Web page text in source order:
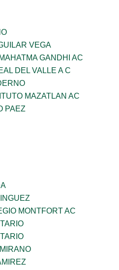
VEGA
GANDHI AC
DEL VALLE A C
MAZATLAN AC
PAEZ
MONTFORT AC